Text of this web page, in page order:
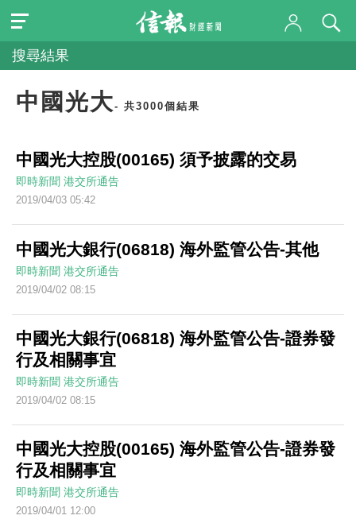
搜尋結果
中國光大- 共3000個結果
中國光大控股(00165) 須予披露的交易
即時新聞 港交所通告
2019/04/03 05:42
中國光大銀行(06818) 海外監管公告-其他
即時新聞 港交所通告
2019/04/02 08:15
中國光大銀行(06818) 海外監管公告-證券發
行及相關事宜
即時新聞 港交所通告
2019/04/02 08:15
中國光大控股(00165) 海外監管公告-證券發
行及相關事宜
即時新聞 港交所通告
2019/04/01 12:00